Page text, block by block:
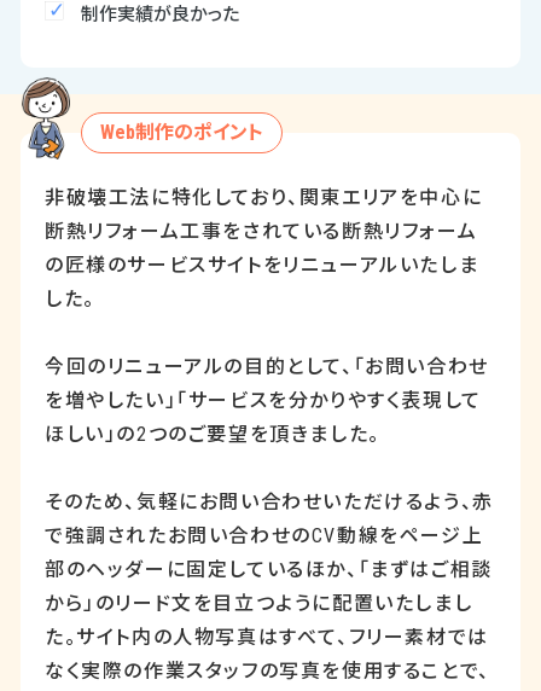
制作実績が良かった
Web制作のポイント
非破壊工法に特化しており、関東エリアを中心に
断熱リフォーム工事をされている断熱リフォーム
の匠様のサービスサイトをリニューアルいたしま
した。
今回のリニューアルの目的として、「お問い合わせ
を増やしたい」「サービスを分かりやすく表現して
ほしい」の2 つのご要望を頂きました。
そのため、気軽にお問い合わせいただけるよう、赤
で強調されたお問い合わせのCV動線をページ上
部のヘッダーに固定しているほか、「まずはご相談
から」のリード文を目立つように配置いたしまし
た。サイト内の人物写真はすべて、フリー素材では
なく実際の作業スタッフの写真を使用することで、